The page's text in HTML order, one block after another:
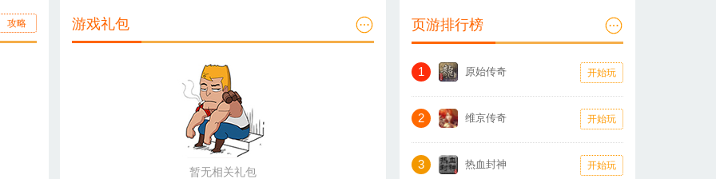
攻略 游戏礼包
暂无相关礼包
页游排行榜
1 原始传奇 开始玩
2 维京传奇 开始玩
3 热血封神 开始玩